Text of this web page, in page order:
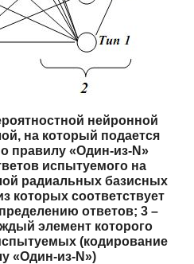
нейронной
на который подается
правилу «Один-из-N»
испытуемого на
радиальных базисных
которых соответствует
ответов; 3 –
элемент которого
(кодирование
«Один-из-N»)